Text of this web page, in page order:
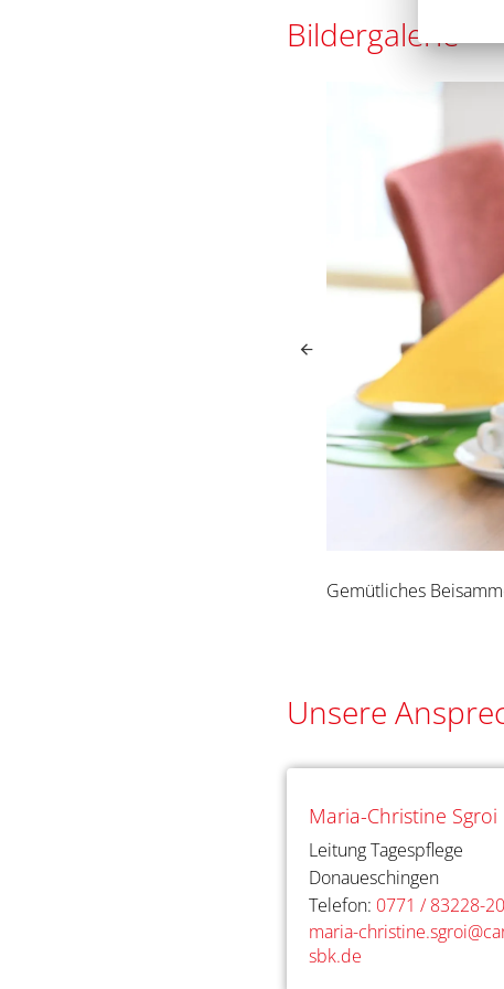
tagespflege-
Bildergalerie
Gemütliches
Unsere
Maria-Christine Sgroi
Leitung Tagespflege
Donaueschingen
Telefon: 0771 / 83228-20
maria-
sbk.de